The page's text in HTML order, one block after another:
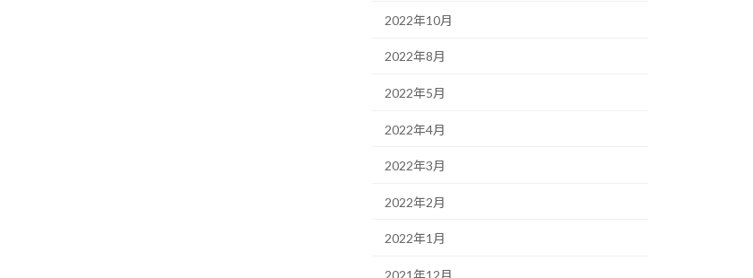
2022年10月
2022年8月
2022年5月
2022年4月
2022年3月
2022年2月
2022年1月
2021年12月